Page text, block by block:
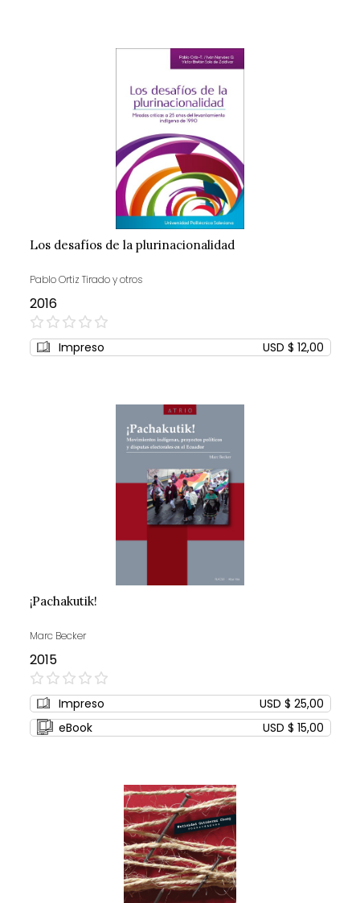
Los desafíos de la plurinacionalidad
Pablo Ortiz Tirado y otros
2016
0%
Impreso USD $ 12,00
¡Pachakutik!
Marc Becker
2015
0%
Impreso
USD $ 25,00
eBook
USD $ 15,00